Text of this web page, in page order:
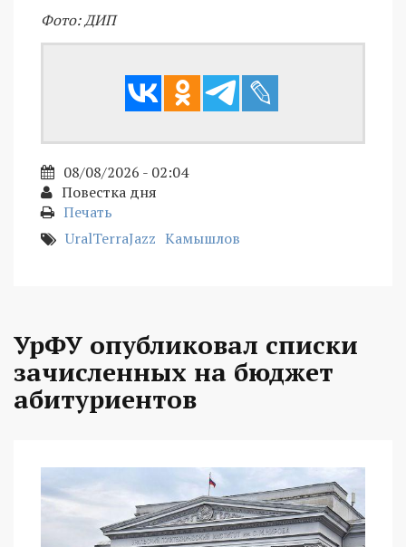
Фото: ДИП
08/08/2026 - 02:04
Повестка дня
Печать
UralTerraJazz Камышлов
УрФУ опубликовал списки
зачисленных на бюджет
абитуриентов